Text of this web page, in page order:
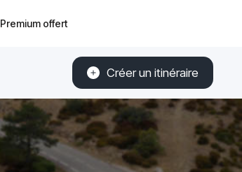
Premium offert
Créer un itinéraire